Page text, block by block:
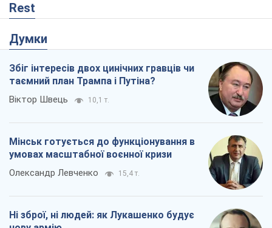
Rest
Думки
Збіг інтересів двох цинічних гравців чи
таємний план Трампа і Путіна?
Віктор Швець 10,1 т.
Мінськ готується до функціонування в
умовах масштабної воєнної кризи
Олександр Левченко 15,4 т.
Ні зброї, ні людей: як Лукашенко будує